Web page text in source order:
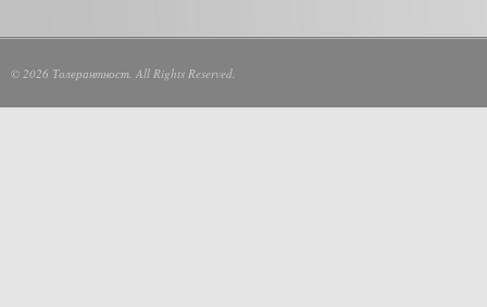
© 2026 Толерантност. All Rights Reserved.